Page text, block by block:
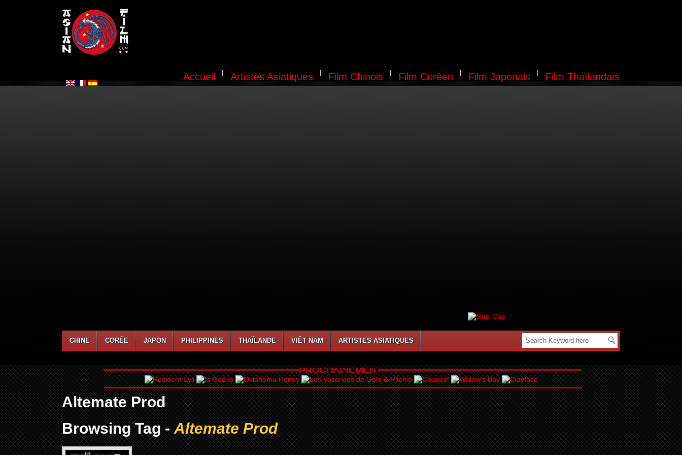
Accueil Artistes Asiatiques Film Chinois Film Coréen Film Japonais Film Thaïlandais
CHINE CORÉE JAPON PHILIPPINES THAÏLANDE VIÊT NAM ARTISTES ASIATIQUES
Altemate Prod
Browsing Tag -Altemate Prod